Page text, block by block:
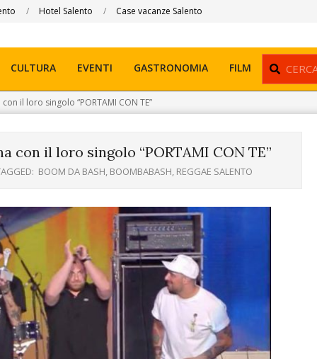
Hotel Salento Case vacanze Salento
CULTURA EVENTI GASTRONOMIA FILM Search
il loro singolo “PORTAMI CON TE”
con il loro singolo “PORTAMI CON TE”
BOOM DA BASH, BOOMBABASH, REGGAE SALENTO